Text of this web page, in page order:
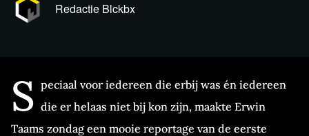
Redactie Blckbx
S peciaal voor iedereen die erbij was én iedereen
die er helaas niet bij kon zijn, maakte Erwin
Taams zondag een mooie reportage van de eerste